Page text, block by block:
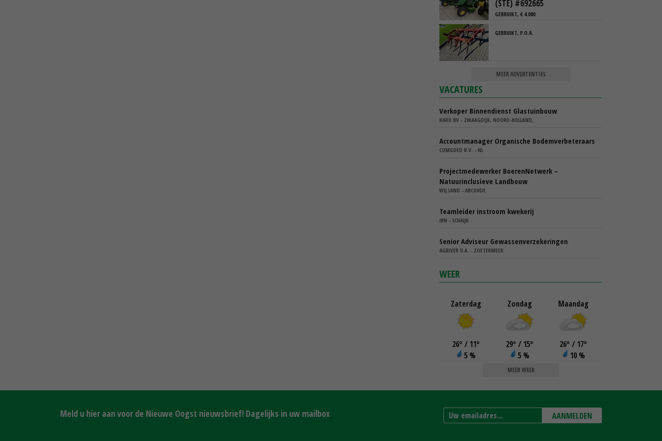
(STE) #692665
GEBRUIKT, € 4.080
GEBRUIKT, P.O.A.
MEER ADVERTENTIES
VACATURES
Verkoper Binnendienst Glastuinbouw
KARO BV - ZWAAGDIJK, NOORD-HOLLAND,
Accountmanager Organische Bodemverbeteraars
COMGOED B.V. - NL
Projectmedewerker BoerenNetwerk –
Natuurinclusieve Landbouw
WIJ.LAND - ABCOUDE
Teamleider instroom kwekerij
IBN - SCHAIJK
Senior Adviseur Gewassenverzekeringen
AGRIVER U.A. - ZOETERMEER
WEER
Zaterdag
26° / 11°
5 %
Zondag
29° / 15°
5 %
Maandag
26° / 17°
10 %
MEER WEER
Meld u hier aan voor de Nieuwe Oogst nieuwsbrief! Dagelijks in uw mailbox AANMELDEN